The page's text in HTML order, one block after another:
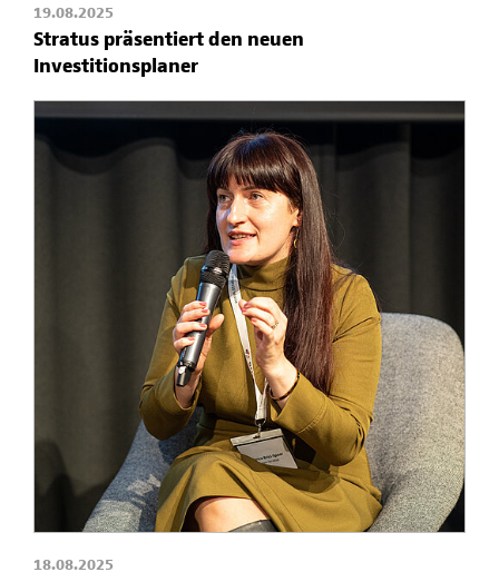
19.08.2025
Stratus präsentiert den neuen
Investitionsplaner
18.08.2025